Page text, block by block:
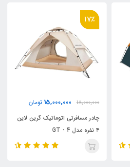
17٪
18,000,000
15,000,000 تومان
چادر مسافرتی اتوماتیک گرین لاین
۴ نفره مدل GT - 4